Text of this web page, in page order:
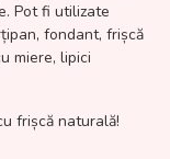
Pot fi utilizate
fondant, frișcă
miere, lipici
frișcă naturală!